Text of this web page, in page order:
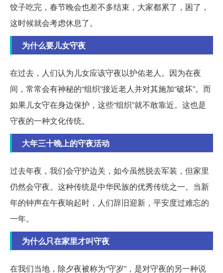
饺子吃完，春节晚会也差不多结束，大家都累了，困了，
这时候就会考虑休息了。
为什么要儿女守夜
在过去，人们认为儿女应该守夜以护佑老人。因为在夜
间，常常会有神秘的“组织”接近老人并对其施加“破坏”。而
如果儿女守在身边保护，这些“组织”就不敢靠近。这也是
守夜的一种文化传统。
大年三十晚上的守夜活动
过去年夜，我们会守护边关，如今虽然脱去军装，但家里
仍然会守夜。这种传统是中华民族的优秀传统之一。当新
年的钟声在午夜响起时，人们辞旧迎新，平安度过难忘的
一年。
为什么只在家里才叫守夜
在我们当地，除夕夜被称为“守岁”，是对守夜的另一种说